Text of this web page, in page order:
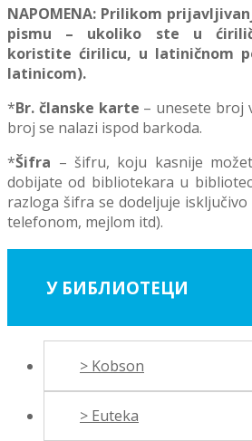
NAPOMENA: Prilikom
pismu – ukoliko ste u
koristite ćirilicu, u latiničnom
latinicom).
*Br. članske karte – unesete broj
broj se nalazi ispod barkoda.
*Šifra – šifru, koju kasnije
dobijate od bibliotekara u
razloga šifra se dodeljuje
telefonom, mejlom itd).
У БИБЛИОТЕЦИ
> Kobson
> Euteka